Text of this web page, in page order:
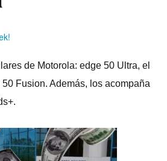
de Motorola: edge 50 Ultra, el
Fusion. Además, los acompaña